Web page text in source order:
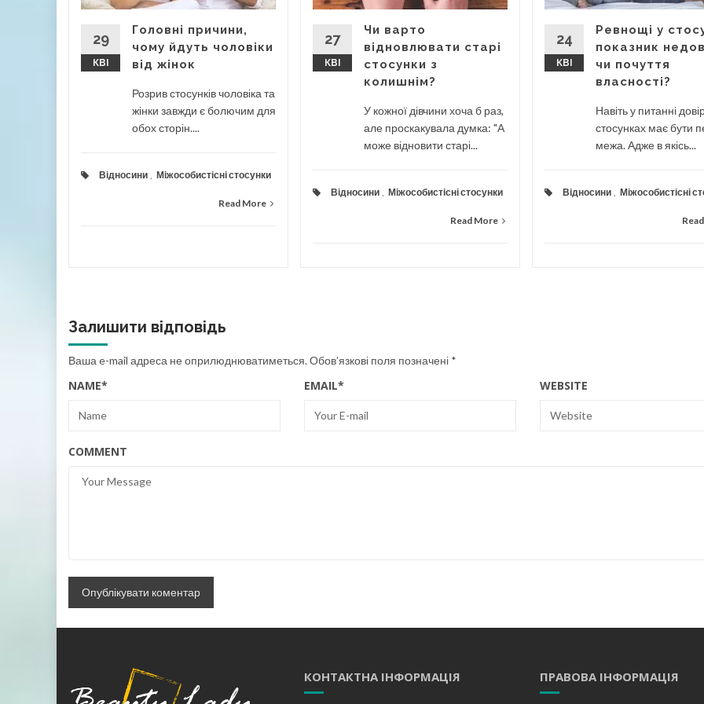
29
КВІ
Головні причини,
чому йдуть чоловіки
від жінок
Розрив стосунків чоловіка та
жінки завжди є болючим для
обох сторін....
Відносини Міжособистісні стосунки
Read More
27
КВІ
Чи варто
відновлювати старі
стосунки з
колишнім?
У кожної дівчини хоча б раз,
але проскакувала думка: "А
може відновити старі...
Відносини Міжособистісні стосунки
Read More
24
КВІ
Ревнощі у
показник
чи почуття
власності?
Навіть у питанні
стосунках має бути
межа. Адже в якісь...
Відносини Міжособистісні
Залишити відповідь
Ваша e-mail адреса не оприлюднюватиметься.Обов’язкові поля позначені *
NAME* EMAIL* WEBSITE
COMMENT
КОНТАКТНА ІНФОРМАЦІЯ ПРАВОВА ІНФОРМАЦІЯ